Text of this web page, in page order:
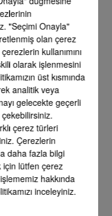
"Seçimi Onayla"
olan çerez
kullanımını
olarak işlenmesini
üst kısmında
analitik veya
gelecekte geçerli
çerez türleri
Çerezlerin
daha fazla bilgi
için lütfen çerez
hakkında
inceleyiniz.